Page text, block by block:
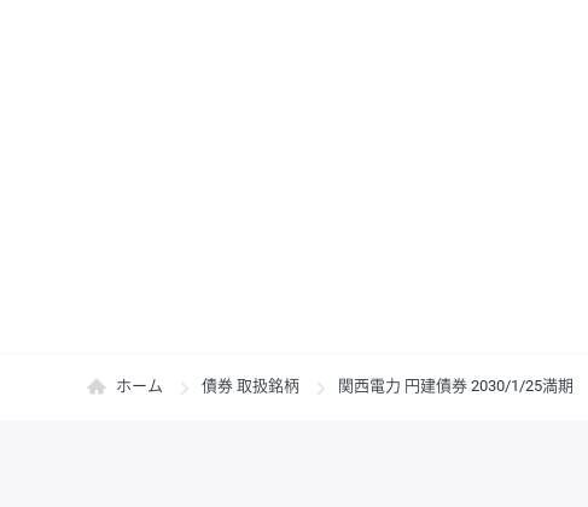
ホーム 債券 取扱銘柄 関西電力 円建債券 2030/1/25満期